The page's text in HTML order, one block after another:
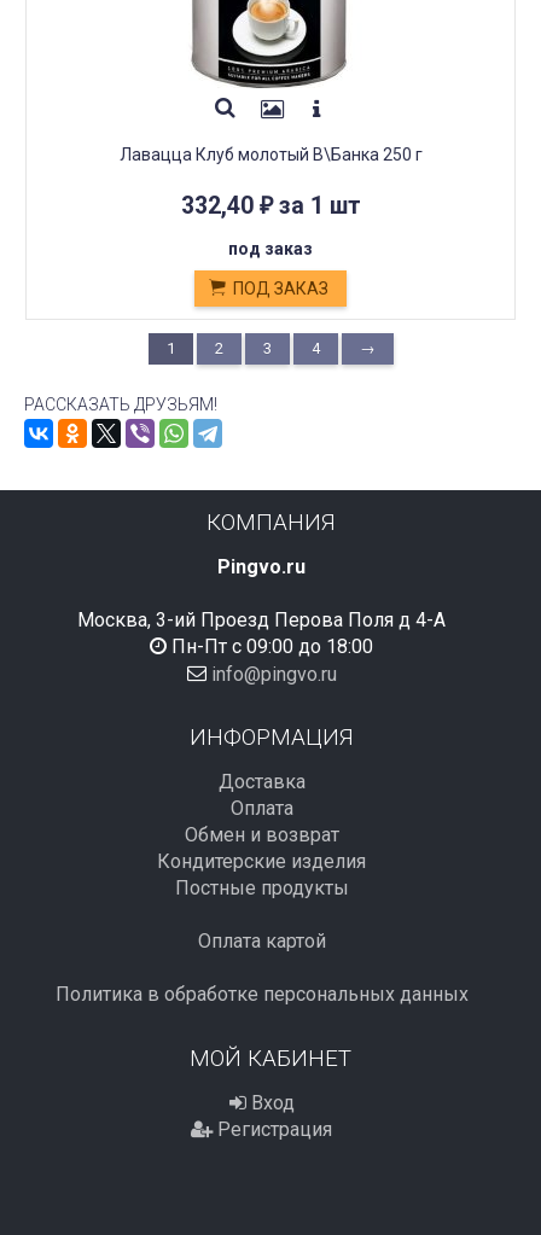
Лавацца Клуб молотый В\Банка 250 г
332,40 ₽за 1 шт
под заказ
ПОД ЗАКАЗ
1 2 3 4 →
РАССКАЗАТЬ ДРУЗЬЯМ!
КОМПАНИЯ
Pingvo.ru
Москва, 3-ий Проезд Перова Поля д 4-А
Пн-Пт с 09:00 до 18:00
info@pingvo.ru
ИНФОРМАЦИЯ
Доставка
Оплата
Обмен и возврат
Кондитерские изделия
Постные продукты
Оплата картой
Политика в обработке персональных данных
МОЙ КАБИНЕТ
Вход
Регистрация